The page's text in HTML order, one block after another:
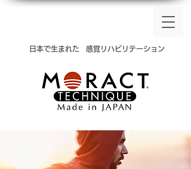
感覚リハビリテーション
​日本で生まれた